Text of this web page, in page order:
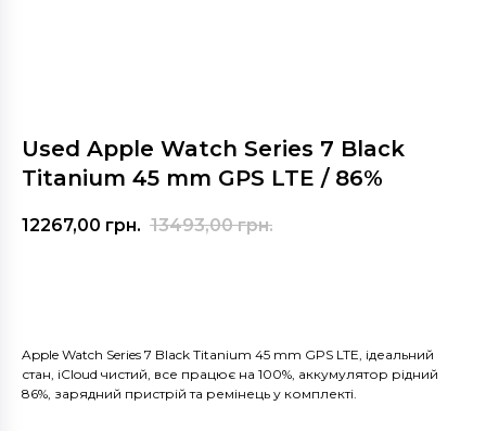
Used Apple Watch Series 7 Black
Titanium 45 mm GPS LTE / 86%
12267,00 грн. 13493,00 грн.
Apple Watch Series 7 Black Titanium 45 mm GPS LTE, ідеальний
стан, iCloud чистий, все працює на 100%, аккумулятор рідний
86%, зарядний пристрій та ремінець у комплекті.